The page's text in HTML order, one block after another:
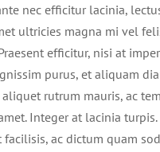
nec efficitur lacinia,
ultricies magna mi vel
efficitur, nisi at
purus, et aliquam
rutrum mauris, ac
Integer at lacinia
ac dictum quam